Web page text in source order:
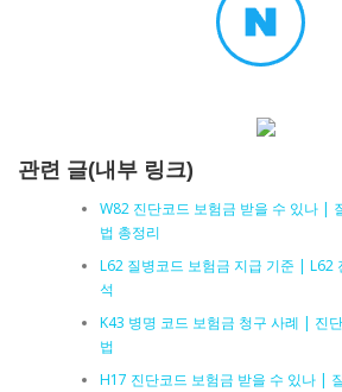
관련 글(내부 링크)
W82 진단코드 보험금 받을 수 있나 |
법 총정리
L62 질병코드 보험금 지급 기준 | L62
석
K43 병명 코드 보험금 청구 사례 | 진
법
H17 진단코드 보험금 받을 수 있나 |